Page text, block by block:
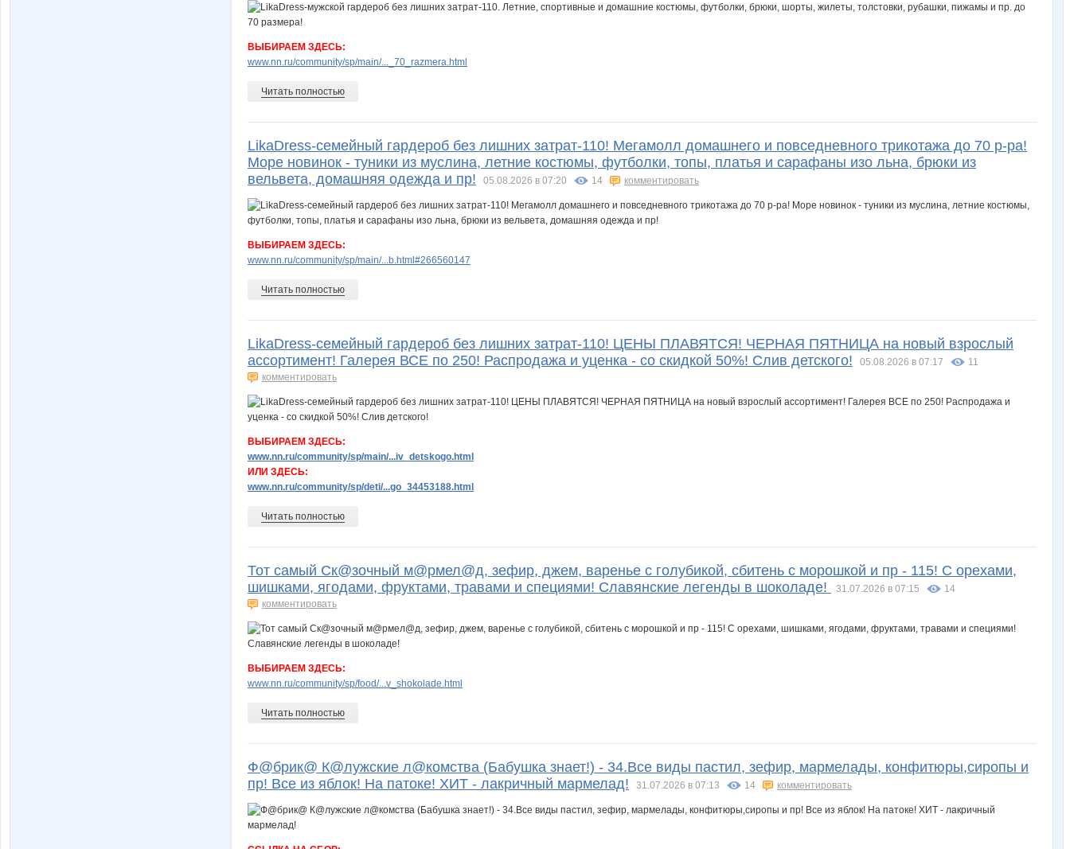
ВЫБИРАЕМ ЗДЕСЬ:
www.nn.ru/community/sp/main/..._70_razmera.html
Читать полностью
LikaDress-семейный гардероб без лишних затрат-110! Мегамолл домашнего и повседневного трикотажа до 70 р-ра!
Море новинок - туники из муслина, летние костюмы, футболки, топы, платья и сарафаны изо льна, брюки из
вельвета, домашняя одежда и пр!
05.08.2026 в 07:20 14 комментировать
ВЫБИРАЕМ ЗДЕСЬ:
www.nn.ru/community/sp/main/...b.html#266560147
Читать полностью
LikaDress-семейный гардероб без лишних затрат-110! ЦЕНЫ ПЛАВЯТСЯ! ЧЕРНАЯ ПЯТНИЦА на новый взрослый
ассортимент! Галерея ВСЕ по 250! Распродажа и уценка - со скидкой 50%! Слив детского!
05.08.2026 в 07:17
11
комментировать
ВЫБИРАЕМ ЗДЕСЬ:
www.nn.ru/community/sp/main/...iv_detskogo.html
ИЛИ ЗДЕСЬ:
www.nn.ru/community/sp/deti/...go_34453188.html
Читать полностью
Тот самый Ск@зочный м@рмел@д, зефир, джем, варенье с голубикой, сбитень с морошкой и пр - 115! С орехами,
шишками, ягодами, фруктами, травами и специями! Славянские легенды в шоколаде!
31.07.2026 в 07:15
14
комментировать
ВЫБИРАЕМ ЗДЕСЬ:
www.nn.ru/community/sp/food/...v_shokolade.html
Читать полностью
Ф@брик@ К@лужские л@комства (Бабушка знает!) - 34.Все виды пастил, зефир, мармелады, конфитюры,сиропы и
пр! Все из яблок! На патоке! ХИТ - лакричный мармелад!
31.07.2026 в 07:13 14 комментировать